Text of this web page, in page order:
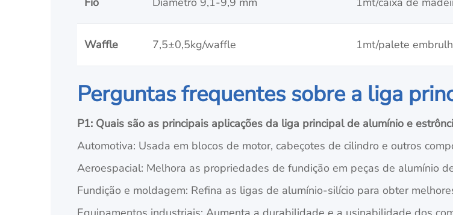
Waffle 7,5±0,5kg/waffle 1mt/palete
Perguntas frequentes sobre a liga
P1: Quais são as principais aplicações da liga principal de alumínio e
Automotiva: Usada em blocos de motor, cabeçotes de cilindro e outros
Aeroespacial: Melhora as propriedades de fundição em peças de alumínio
Fundição e moldagem: Refina as ligas de alumínio-silício para obter